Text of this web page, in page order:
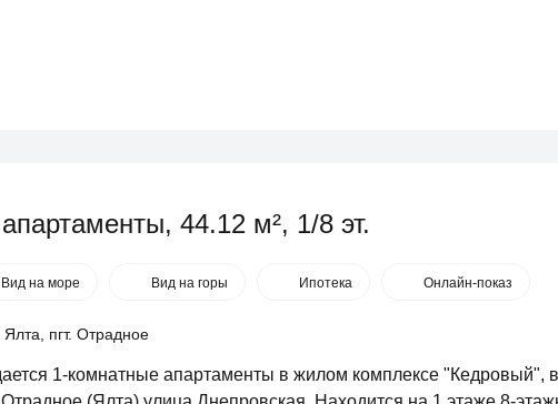
44.12 м², 1/8 эт.
Вид на море Вид на горы Ипотека Онлайн-показ
Ялта, пгт. Отрадное
1-комнатные апартаменты в жилом комплексе "Кедровый", в